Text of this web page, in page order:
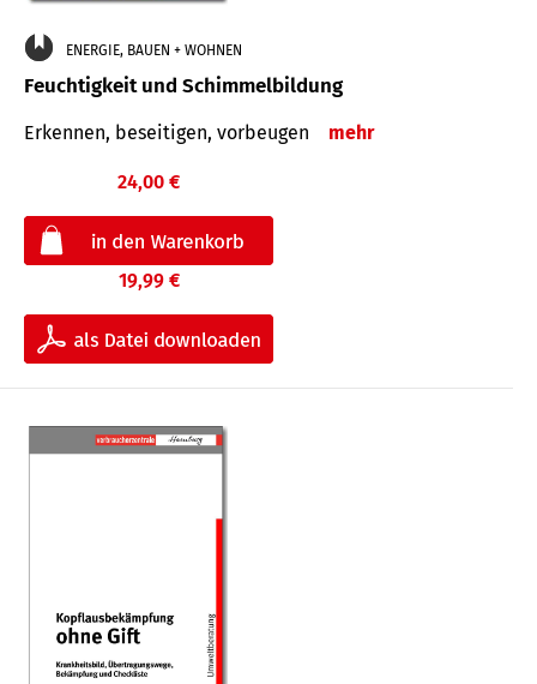
ENERGIE, BAUEN + WOHNEN
Feuchtigkeit und Schimmelbildung
Erkennen, beseitigen, vorbeugen mehr
24,00 €
19,99 €